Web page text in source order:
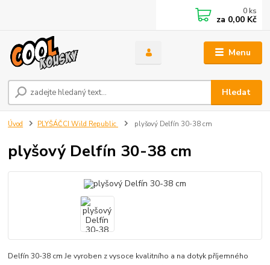
Menu
Hledat
0 ks
za 0,00 Kč
Úvod PLYŠÁČCI Wild Republic plyšový Delfín 30-38 cm
plyšový Delfín 30-38 cm
Delfín 30-38 cm Je vyroben z vysoce kvalitního a na dotyk příjemného